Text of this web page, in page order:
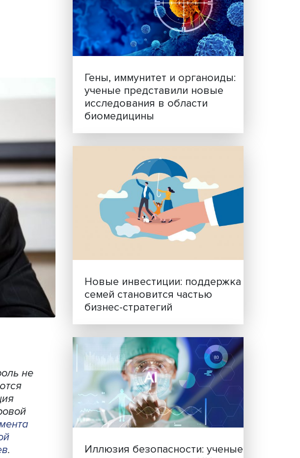
ученые представили
исследования в области
биомедицины
Новые инвестиции:
семей становится частью
бизнес-стратегий